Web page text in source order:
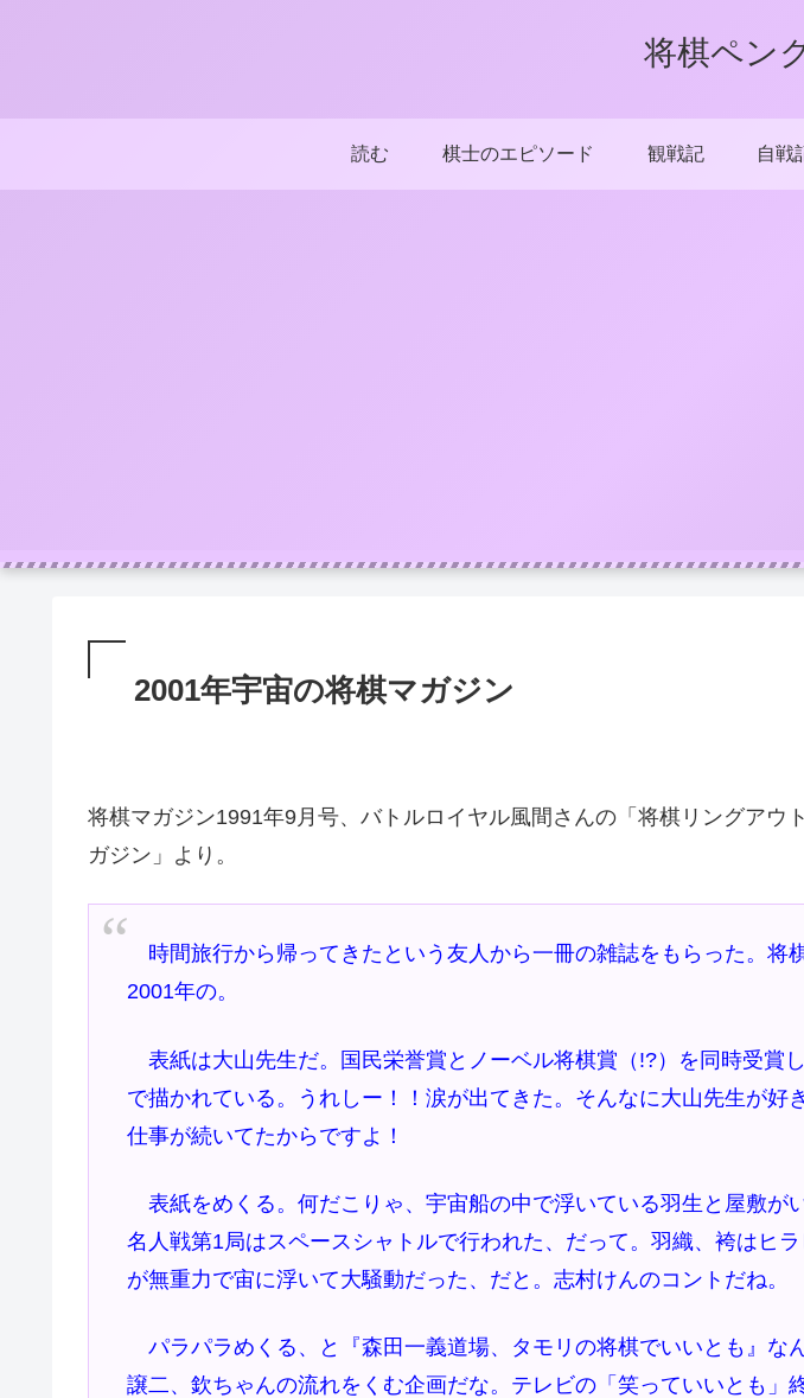
将棋ペン
読む 棋士のエピソード 観戦記 自戦
2001年宇宙の将棋マガジン
将棋マガジン1991年9月号、バトルロイヤル風間さんの「将棋リングア
ガジン」より。
時間旅行から帰ってきたという友人から一冊の雑誌をもらった。将
2001年の。
表紙は大山先生だ。国民栄誉賞とノーベル将棋賞（!?）を同時受賞
で描かれている。うれしー！！涙が出てきた。そんなに大山先生が好
仕事が続いてたからですよ！
表紙をめくる。何だこりゃ、宇宙船の中で浮いている羽生と屋敷が
名人戦第1局はスペースシャトルで行われた、だって。羽織、袴はヒ
が無重力で宙に浮いて大騒動だった、だと。志村けんのコントだね。
パラパラめくる、と『森田一義道場、タモリの将棋でいいとも』な
譲二、欽ちゃんの流れをくむ企画だな。テレビの「笑っていいとも」